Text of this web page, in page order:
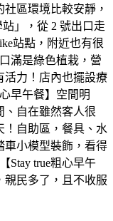
區環境比較安靜，
」，從 2 號出口走
站點，附近也有很
滿是綠色植栽，營
活力！店內也擺設療
早午餐】空間明
、自在雖然客人很
！自助區，餐具、水
車小模型裝飾，看得
Stay true粗心早午
親民多了，且不收服